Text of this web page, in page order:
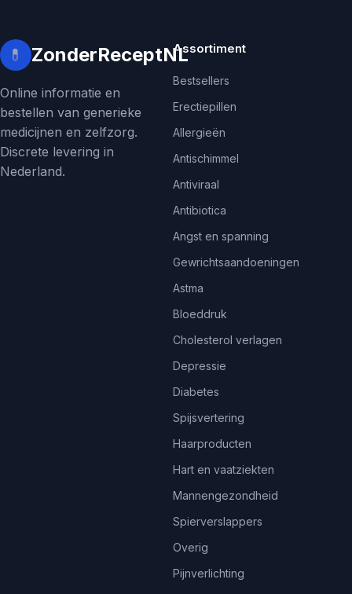
💊 ZonderReceptNL
Online informatie en
bestellen van generieke
medicijnen en zelfzorg.
Discrete levering in
Nederland.
Assortiment
Bestsellers
Erectiepillen
Allergieën
Antischimmel
Antiviraal
Antibiotica
Angst en spanning
Gewrichtsaandoeningen
Astma
Bloeddruk
Cholesterol verlagen
Depressie
Diabetes
Spijsvertering
Haarproducten
Hart en vaatziekten
Mannengezondheid
Spierverslappers
Overig
Pijnverlichting